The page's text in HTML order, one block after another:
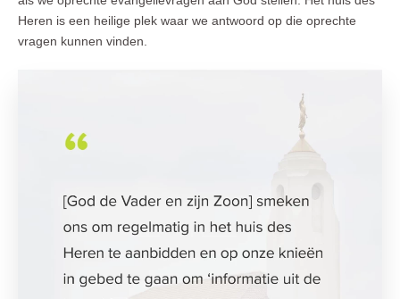
Heren is een heilige plek waar we antwoord op die oprechte
vragen kunnen vinden.